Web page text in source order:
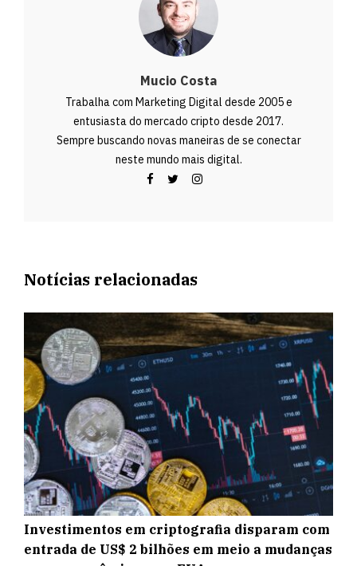
Mucio Costa
Trabalha com Marketing Digital desde 2005 e
entusiasta do mercado cripto desde 2017.
Sempre buscando novas maneiras de se conectar
neste mundo mais digital.
Notícias relacionadas
Investimentos em criptografia disparam com
entrada de US$ 2 bilhões em meio a mudanças